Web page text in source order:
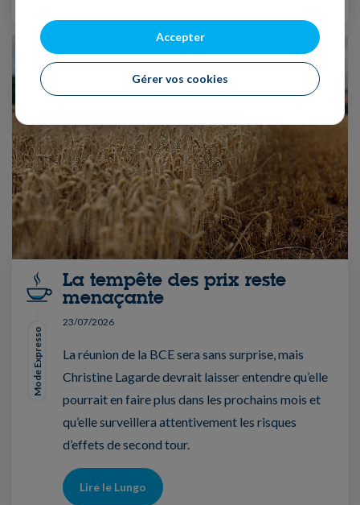
Mode Expresso
La tempête des prix reste
menaçante
23/07/2026
La réunion de la BCE sera sans surprise, mais
Christine Lagarde devrait laisser entendre qu’elle
pourrait en faire plus dans les prochains mois et
qu’elle surveillera attentivement les risques
d’effets de second tour.
Lire le Lungo
Accepter
Gérer vos cookies